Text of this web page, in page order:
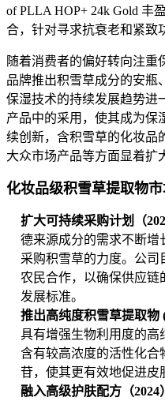
of PLLA HOP+ 24k Gold 丰
合，针对寻求抗衰老和紧致
随着消费者的偏好转向注重
品牌推出积雪草成分的安瓶
保湿技术的持续发展趋势进
产品中的采用，使其成为保
续创新，含积雪草的化妆品
大众市场产品等方面显着扩
化妆品级积雪草提取物市
扩大可持续采购计划（
德来源成分的需求不断增
采购积雪草的力度。公司
农民合作，以确保供应链
发展标准。
推出高纯度积雪草提取物
具有增强生物利用度的高
含有较高浓度的活性化合
苷，使其更有效地促进皮
融入高级护肤配方（2024